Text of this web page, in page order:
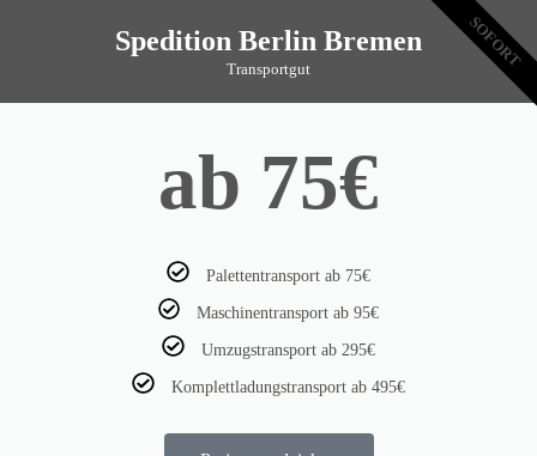
Spedition Berlin Bremen
Transportgut
ab 75€
Palettentransport ab 75€
Maschinentransport ab 95€
Umzugstransport ab 295€
Komplettladungstransport ab 495€
SOFORT